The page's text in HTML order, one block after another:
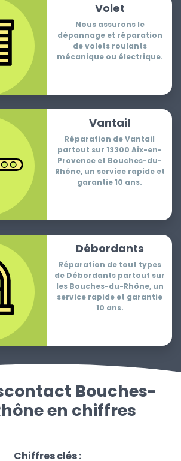
Volet
Nous assurons le
dépannage et réparation
de volets roulants
mécanique ou électrique.
Vantail
Réparation de Vantail
partout sur 13300 Aix-en-
Provence et Bouches-du-
Rhône, un service rapide et
garantie 10 ans.
Débordants
Réparation de tout types
de Débordants partout sur
les Bouches-du-Rhône, un
service rapide et garantie
10 ans.
Bouches-
en chiffres
Chiffres clés :